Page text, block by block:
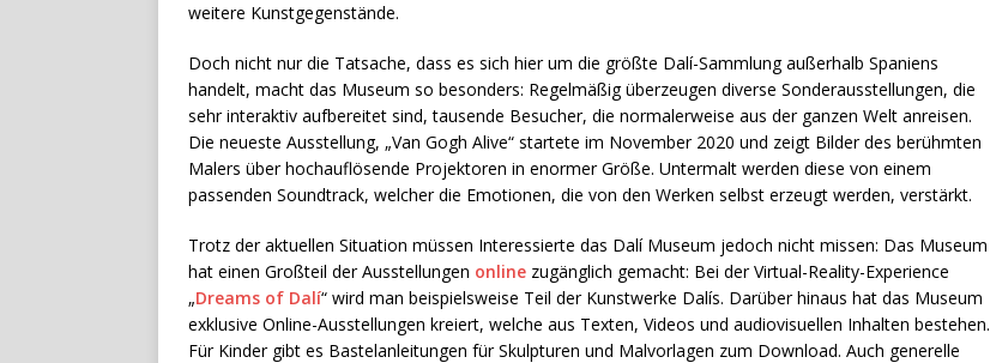
weitere Kunstgegenstände.
Doch nicht nur die Tatsache, dass es sich hier um die größte Dalí-Sammlung außerhalb Spaniens
handelt, macht das Museum so besonders: Regelmäßig überzeugen diverse Sonderausstellungen, die
sehr interaktiv aufbereitet sind, tausende Besucher, die normalerweise aus der ganzen Welt anreisen.
Die neueste Ausstellung, „Van Gogh Alive“ startete im November 2020 und zeigt Bilder des berühmten
Malers über hochauflösende Projektoren in enormer Größe. Untermalt werden diese von einem
passenden Soundtrack, welcher die Emotionen, die von den Werken selbst erzeugt werden, verstärkt.
Trotz der aktuellen Situation müssen Interessierte das Dalí Museum jedoch nicht missen: Das Museum
hat einen Großteil der Ausstellungen online zugänglich gemacht: Bei der Virtual-Reality-Experience
„Dreams of Dalí“ wird man beispielsweise Teil der Kunstwerke Dalís. Darüber hinaus hat das Museum
exklusive Online-Ausstellungen kreiert, welche aus Texten, Videos und audiovisuellen Inhalten bestehen.
Für Kinder gibt es Bastelanleitungen für Skulpturen und Malvorlagen zum Download. Auch generelle